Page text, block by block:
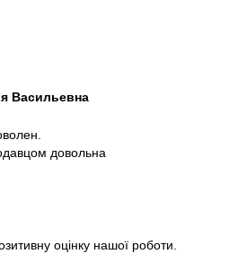
Васильевна
довольна
оцінку нашої роботи.